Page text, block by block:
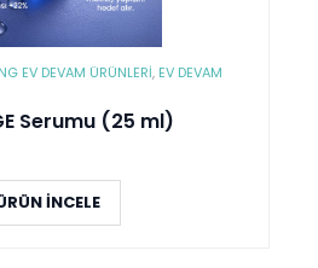
EV DEVAM ÜRÜNLERI, EV DEVAM
Serumu (25 ml)
İNCELE